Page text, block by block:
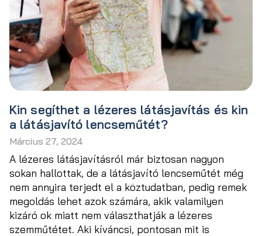
Kin segíthet a lézeres látásjavítás és kin
a látásjavító lencseműtét?
Március 27, 2024
A lézeres látásjavításról már biztosan nagyon
sokan hallottak, de a látásjavító lencseműtét még
nem annyira terjedt el a köztudatban, pedig remek
megoldás lehet azok számára, akik valamilyen
kizáró ok miatt nem választhatják a lézeres
szemműtétet. Aki kíváncsi, pontosan mit is